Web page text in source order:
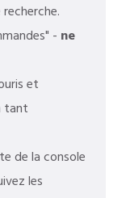
- ne
et
tant
de la console
les